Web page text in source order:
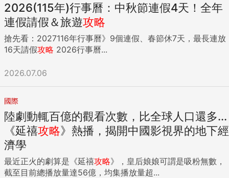
2026(115年)行事曆：中秋節連假4天！全年
連假請假＆旅遊攻略
搶先看：2027116年行事曆》9個連假、春節休7天，最長連放
16天請假攻略 2026行事曆...
2026.07.06
國際
陸劇動輒百億的觀看次數，比全球人口還多...
《延禧攻略》熱播，揭開中國影視界的地下經
濟學
最近正火的劇算是《延禧攻略》，皇后娘娘可謂是吸粉無數，
截至目前總播放量達56億，均集播放量超...